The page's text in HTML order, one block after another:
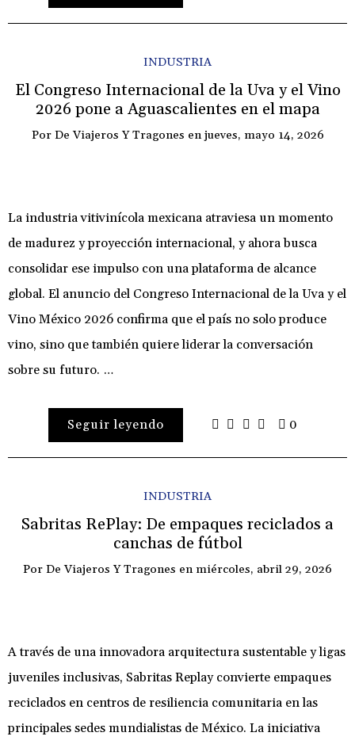
INDUSTRIA
El Congreso Internacional de la Uva y el Vino
2026 pone a Aguascalientes en el mapa
Por De Viajeros Y Tragones enjueves, mayo 14, 2026
La industria vitivinícola mexicana atraviesa un momento
de madurez y proyección internacional, y ahora busca
consolidar ese impulso con una plataforma de alcance
global. El anuncio del Congreso Internacional de la Uva y el
Vino México 2026 confirma que el país no solo produce
vino, sino que también quiere liderar la conversación
sobre su futuro. …
Seguir leyendo 0
INDUSTRIA
Sabritas RePlay: De empaques reciclados a
canchas de fútbol
Por De Viajeros Y Tragones enmiércoles, abril 29, 2026
A través de una innovadora arquitectura sustentable y ligas
juveniles inclusivas, Sabritas Replay convierte empaques
reciclados en centros de resiliencia comunitaria en las
principales sedes mundialistas de México. La iniciativa